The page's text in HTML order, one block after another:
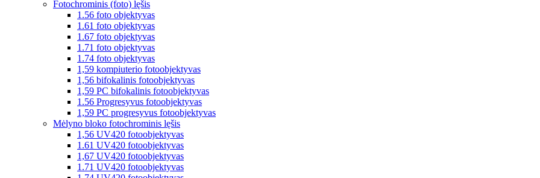
Fotochrominis (foto) lęšis
1.56 foto objektyvas
1.61 foto objektyvas
1.67 foto objektyvas
1.71 foto objektyvas
1.74 foto objektyvas
1,59 kompiuterio fotoobjektyvas
1,56 bifokalinis fotoobjektyvas
1,59 PC bifokalinis fotoobjektyvas
1.56 Progresyvus fotoobjektyvas
1,59 PC progresyvus fotoobjektyvas
Mėlyno bloko fotochrominis lęšis
1,56 UV420 fotoobjektyvas
1.61 UV420 fotoobjektyvas
1,67 UV420 fotoobjektyvas
1.71 UV420 fotoobjektyvas